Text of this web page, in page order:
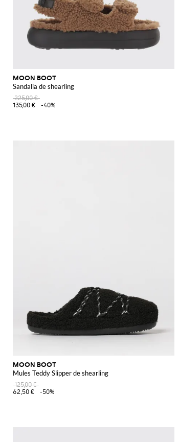
MOON BOOT
Sandalia de shearling
225,00 €
135,00 €
-40%
MOON BOOT
Mules Teddy Slipper de shearling
125,00 €
62,50 €
-50%